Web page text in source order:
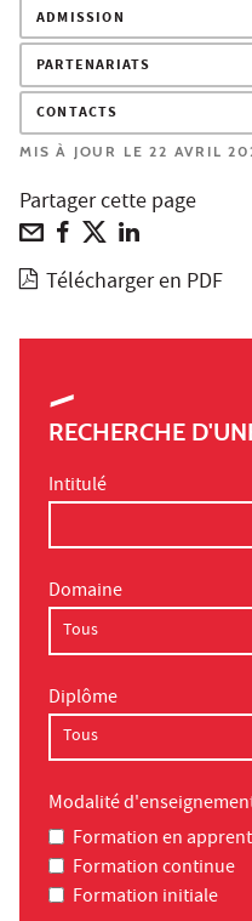
ADMISSION
PARTENARIATS
CONTACTS
MIS À JOUR LE 22 AVRIL
Partager cette page
Télécharger en PDF
RECHERCHE
Intitulé
Domaine
Diplôme
Modalité
Formation en
Formation continue
Formation initiale